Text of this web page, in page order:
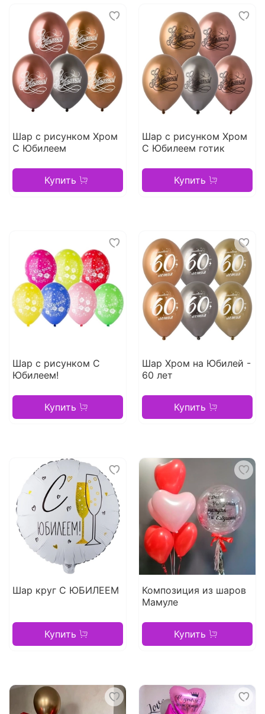
Шар с рисунком Хром
С Юбилеем
Купить
Шар с рисунком Хром
С Юбилеем готик
Купить
Шар с рисунком С
Юбилеем!
Купить
Шар Хром на Юбилей -
60 лет
Купить
Шар круг С ЮБИЛЕЕМ
Купить
Композиция из шаров
Мамуле
Купить